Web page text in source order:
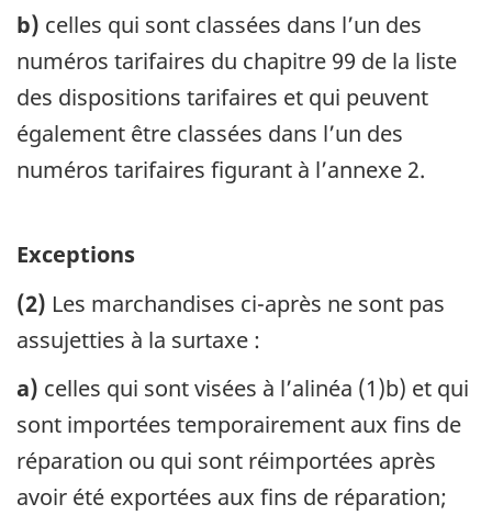
b) celles qui sont classées dans l’un des
numéros tarifaires du chapitre 99 de la liste
des dispositions tarifaires et qui peuvent
également être classées dans l’un des
numéros tarifaires figurant à l’annexe 2.
Exceptions
(2) Les marchandises ci-après ne sont pas
assujetties à la surtaxe :
a) celles qui sont visées à l’alinéa (1)b) et qui
sont importées temporairement aux fins de
réparation ou qui sont réimportées après
avoir été exportées aux fins de réparation;